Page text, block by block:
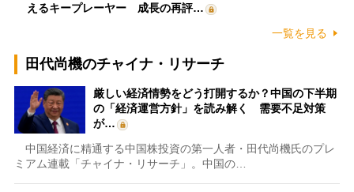
えるキープレーヤー 成長の再評…
一覧を見る
田代尚機のチャイナ・リサーチ
厳しい経済情勢をどう打開するか？中国の下半期
の「経済運営方針」を読み解く 需要不足対策
が…
中国経済に精通する中国株投資の第一人者・田代尚機氏のプレ
ミアム連載「チャイナ・リサーチ」。中国の…